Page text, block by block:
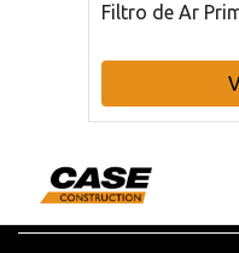
Filtro de Ar